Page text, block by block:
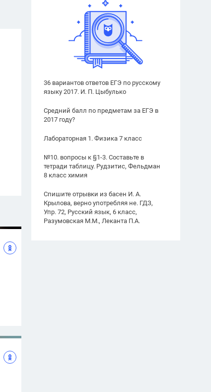
36 вариантов ответов ЕГЭ по русскому
языку 2017. И. П. Цыбулько
Средний балл по предметам за ЕГЭ в
2017 году?
Лабораторная 1. Физика 7 класс
№10. вопросы к §1-3. Составьте в
тетради таблицу. Рудзитис, Фельдман
8 класс химия
Спишите отрывки из басен И. А.
Крылова, верно употребляя не. ГДЗ,
Упр. 72, Русский язык, 6 класс,
Разумовская М.М., Леканта П.А.